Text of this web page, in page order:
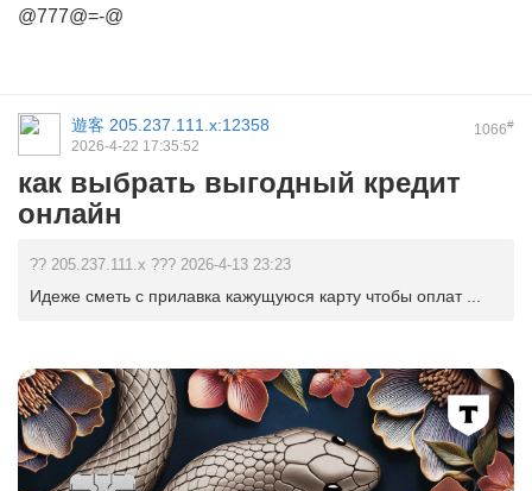
@777@=-@
1066#
遊客 205.237.111.x:12358
2026-4-22 17:35:52
как выбрать выгодный кредит
онлайн
?? 205.237.111.x ??? 2026-4-13 23:23
Идеже сметь с прилавка кажущуюся карту чтобы оплат ...